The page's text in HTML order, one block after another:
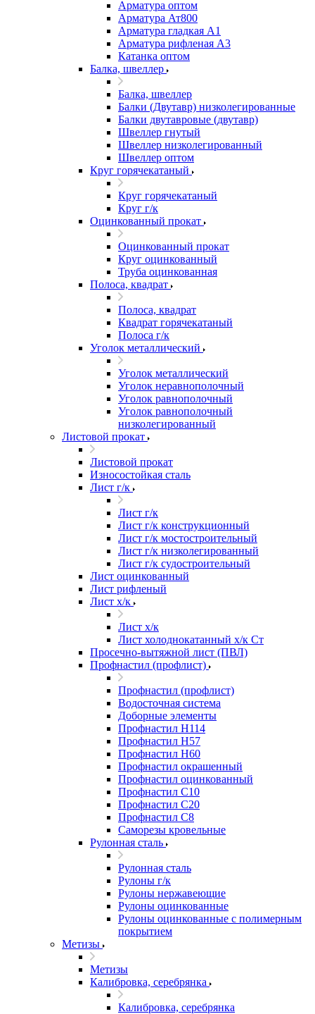
Арматура оптом
Арматура Ат800
Арматура гладкая А1
Арматура рифленая А3
Катанка оптом
Балка, швеллер
Балка, швеллер
Балки (Двутавр) низколегированные
Балки двутавровые (двутавр)
Швеллер гнутый
Швеллер низколегированный
Швеллер оптом
Круг горячекатаный
Круг горячекатаный
Круг г/к
Оцинкованный прокат
Оцинкованный прокат
Круг оцинкованный
Труба оцинкованная
Полоса, квадрат
Полоса, квадрат
Квадрат горячекатаный
Полоса г/к
Уголок металлический
Уголок металлический
Уголок неравнополочный
Уголок равнополочный
Уголок равнополочный
низколегированный
Листовой прокат
Листовой прокат
Износостойкая сталь
Лист г/к
Лист г/к
Лист г/к конструкционный
Лист г/к мостостроительный
Лист г/к низколегированный
Лист г/к судостроительный
Лист оцинкованный
Лист рифленый
Лист х/к
Лист х/к
Лист холоднокатанный х/к Ст
Просечно-вытяжной лист (ПВЛ)
Профнастил (профлист)
Профнастил (профлист)
Водосточная система
Доборные элементы
Профнастил Н114
Профнастил Н57
Профнастил Н60
Профнастил окрашенный
Профнастил оцинкованный
Профнастил С10
Профнастил С20
Профнастил С8
Саморезы кровельные
Рулонная сталь
Рулонная сталь
Рулоны г/к
Рулоны нержавеющие
Рулоны оцинкованные
Рулоны оцинкованные с полимерным
покрытием
Метизы
Метизы
Калибровка, серебрянка
Калибровка, серебрянка